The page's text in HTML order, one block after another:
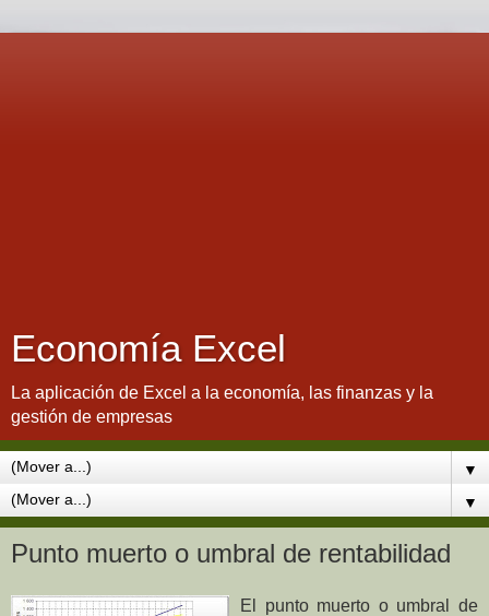
Economía Excel
La aplicación de Excel a la economía, las finanzas y la
gestión de empresas
▼
▼
Punto muerto o umbral de rentabilidad
El punto muerto o umbral de